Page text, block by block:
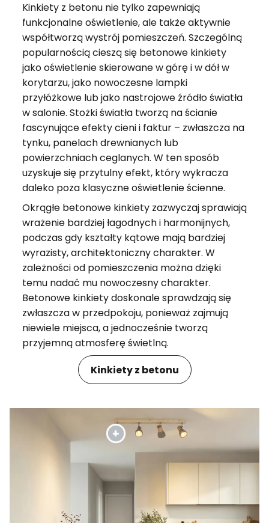
Kinkiety z betonu nie tylko zapewniają
funkcjonalne oświetlenie, ale także aktywnie
współtworzą wystrój pomieszczeń. Szczególną
popularnością cieszą się betonowe kinkiety
jako oświetlenie skierowane w górę i w dół w
korytarzu, jako nowoczesne lampki
przyłóżkowe lub jako nastrojowe źródło światła
w salonie. Stożki światła tworzą na ścianie
fascynujące efekty cieni i faktur – zwłaszcza na
tynku, panelach drewnianych lub
powierzchniach ceglanych. W ten sposób
uzyskuje się przytulny efekt, który wykracza
daleko poza klasyczne oświetlenie ścienne.
Okrągłe betonowe kinkiety zazwyczaj sprawiają
wrażenie bardziej łagodnych i harmonijnych,
podczas gdy kształty kątowe mają bardziej
wyrazisty, architektoniczny charakter. W
zależności od pomieszczenia można dzięki
temu nadać mu nowoczesny charakter.
Betonowe kinkiety doskonale sprawdzają się
zwłaszcza w przedpokoju, ponieważ zajmują
niewiele miejsca, a jednocześnie tworzą
przyjemną atmosferę świetlną.
Kinkiety z betonu